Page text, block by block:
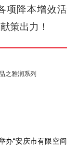
项降本增效活
策出力！
之雅润系列
办“安庆市有限空间